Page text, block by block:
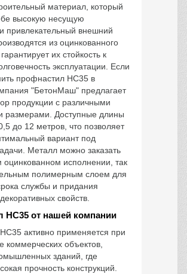
материал, который
высокую несущую
привлекательный внешний
из оцинкованного
их стойкость к
эксплуатации. Если
профнастил НС35 в
"БетонМаш" предлагает
продукции с различными
размерами. Доступные длины
до 12 метров, что позволяет
вариант под
Металл можно заказать
оцинкованном исполнении, так
полимерным слоем для
службы и придания
свойств.
НС35 от нашей компании
активно применяется при
коммерческих объектов,
зданий, где
прочность конструкций.